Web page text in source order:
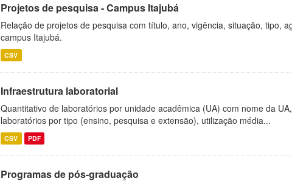
Projetos de pesquisa - Campus Itajubá
Relação de projetos de pesquisa com título, ano, vigência, situação, tipo,
campus Itajubá.
CSV
Infraestrutura laboratorial
Quantitativo de laboratórios por unidade acadêmica (UA) com nome da
laboratórios por tipo (ensino, pesquisa e extensão), utilização média...
CSV PDF
Programas de pós-graduação